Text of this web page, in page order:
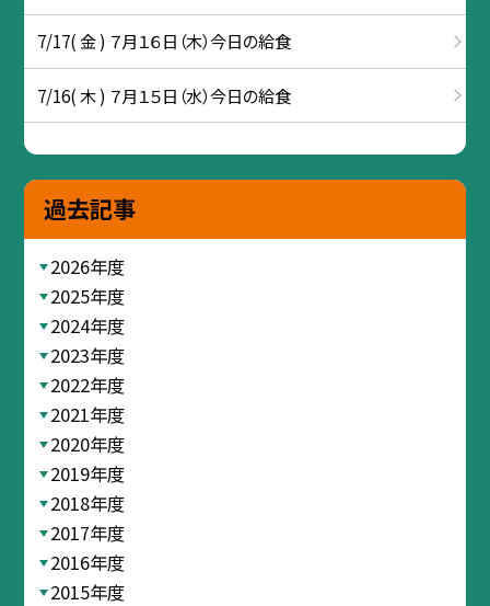
7/17( 金 ) ７月１６日（木）今日の給食
7/16( 木 ) ７月１５日（水）今日の給食
過去記事
2026年度
2025年度
2024年度
2023年度
2022年度
2021年度
2020年度
2019年度
2018年度
2017年度
2016年度
2015年度